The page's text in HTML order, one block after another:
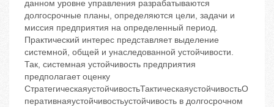
данном уровне управления разрабатываются
долгосрочные планы, определяются цели, задачи и
миссия предприятия на определенный период.
Практический интерес представляет выделение
системной, общей и унаследованной устойчивости.
Так, системная устойчивость предприятия
предполагает оценку
СтратегическаяустойчивостьТактическаяустойчивостьО
перативнаяустойчивостьустойчивость в долгосрочном